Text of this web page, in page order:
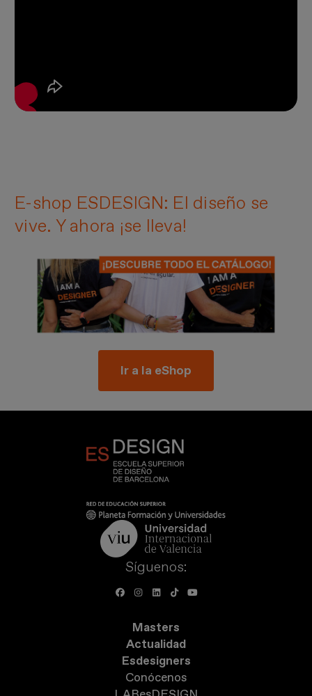
E-shop ESDESIGN: El diseño se
vive. Y ahora ¡se lleva!
Imagen
Ir a la eShop
Síguenos:
Masters
Actualidad
Esdesigners
Conócenos